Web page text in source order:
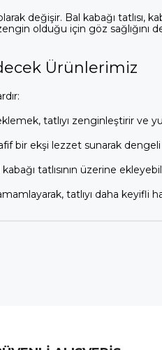
değişir. Bal kabağı tatlısı,
olduğu için göz
Ürünlerimiz
tatlıyı zenginleştirir
bir ekşi lezzet sunarak
tatlısının üzerine
tatlıyı daha keyifli